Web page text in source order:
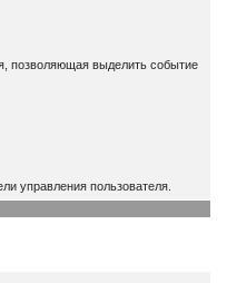
позволяющая выделить событие
управления пользователя.